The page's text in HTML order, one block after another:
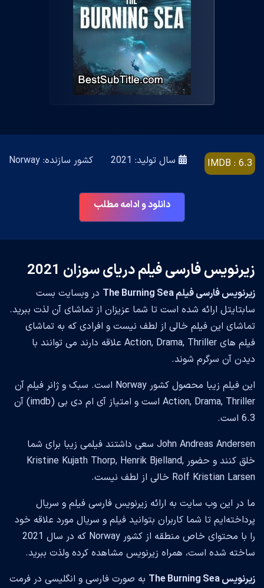
IMDB : 6.3 سال تولید: 2021 کشور سازنده: Norway
دانلود و ادامه مطلب
زیرنویس فارسی فیلم دریای سوزان 2021
زیرنویس فارسی فیلم The Burning Sea
در وبسایت بست
سابتایتل ارائه شده است تا شما عزیزان از تماشای آن لذت ببرید.
تماشای این فیلم خالی از لطف نیست و افرادی که به تماشای
فیلم های Action, Drama, Thriller علاقه دارند می توانند با
دیدن آن سرگرم شوند.
این فیلم زیبا محصول کشور Norway است. سبک و ژانر فیلم آن
Action, Drama, Thriller است و امتیاز آی ام دی بی (imdb) آن
6.3 است.
John Andreas Andersen سعی داشتند فیلمی زیبا برای شما
خلق کنند و حضور Kristine Kujath Thorp, Henrik Bjelland,
Rolf Kristian Larsen خالی از لطف نیست.
ما در این وب سایت به ارائه زیرنویس فارسی فیلم و سریال
پرداخته‌ایم تا شما کاربران بتوانید فیلم و سریال مورد علاقه خود
را با محتوای خاص منطقه از کشور Norway که در سال 2021
ساخته شده است، همراه زیرنویس مشاهده کرده ولذت ببرید.
زیرنویس The Burning Sea
به صورت فارسی و انگلیسی در فرمت